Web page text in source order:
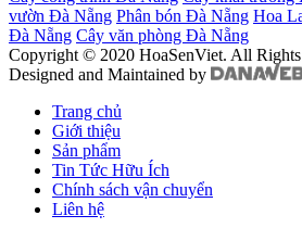
vườn Đà Nẵng Phân bón Đà Nẵng Hoa
Đà Nẵng Cây văn phòng Đà Nẵng
Copyright © 2020 HoaSenViet. All Rights
Designed and Maintained by
Trang chủ
Giới thiệu
Sản phẩm
Tin Tức Hữu Ích
Chính sách vận chuyển
Liên hệ